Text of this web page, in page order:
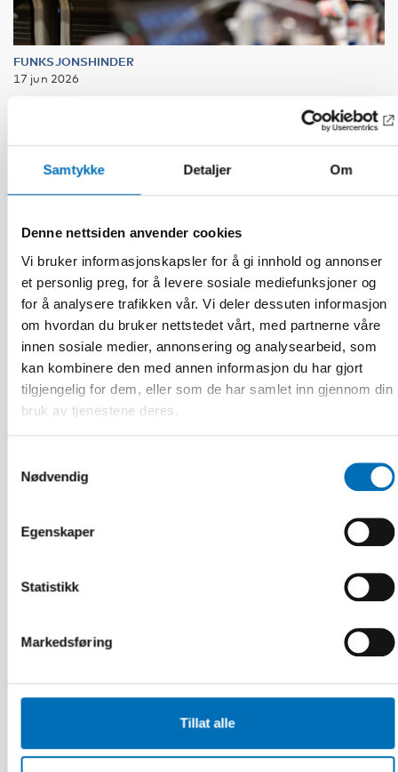
Samtykke Detaljer Om
Denne nettsiden anvender cookies
Vi bruker informasjonskapsler for å gi innhold og annonser
et personlig preg, for å levere sosiale mediefunksjoner og
for å analysere trafikken vår. Vi deler dessuten informasjon
om hvordan du bruker nettstedet vårt, med partnerne våre
innen sosiale medier, annonsering og analysearbeid, som
kan kombinere den med annen informasjon du har gjort
tilgjengelig for dem, eller som de har samlet inn gjennom din
bruk av tjenestene deres.
Nødvendig
Egenskaper
Statistikk
Markedsføring
Tillat alle
FUNKSJONSHINDER
17 jun 2026
FUNKSJONSHINDER
Nordisk samarbeid om
Funksjonshinderspørsmål – Årsrapport 2025